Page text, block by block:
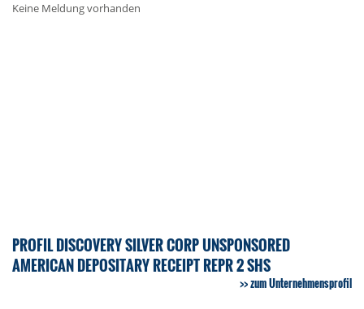
Keine Meldung vorhanden
PROFIL DISCOVERY SILVER CORP UNSPONSORED
AMERICAN DEPOSITARY RECEIPT REPR 2 SHS
zum Unternehmensprofil